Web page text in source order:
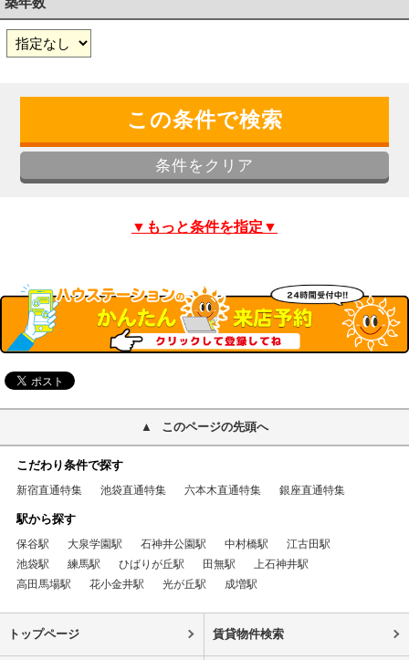
▼もっと条件を指定▼
このページの先頭へ
こだわり条件で探す
新宿直通特集 池袋直通特集 六本木直通特集 銀座直通特集
駅から探す
保谷駅 大泉学園駅 石神井公園駅 中村橋駅
江古田駅
池袋駅
練馬駅 ひばりが丘駅 田無駅
上石神井駅
高田馬場駅
花小金井駅 光が丘駅 成増駅
トップページ 賃貸物件検索